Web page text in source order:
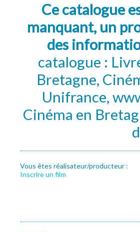
Ce catalogue
manquant, un
des
catalogue :
Bretagne,
Unifrance,
Cinéma en
Vous êtes réalisateur/producteur :
Inscrire un film